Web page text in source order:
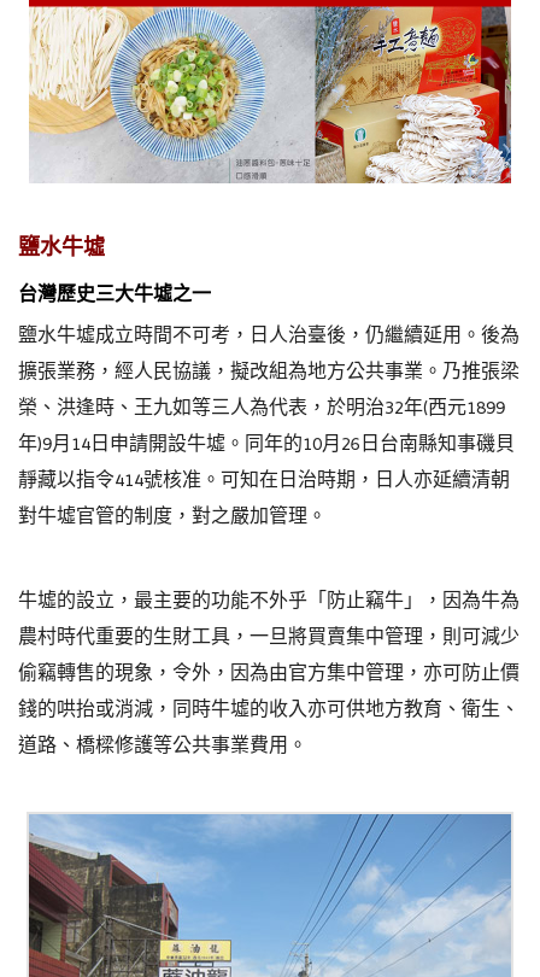
鹽水牛墟
台灣歷史三大牛墟之一
鹽水牛墟成立時間不可考，日人治臺後，仍繼續延用。後為
擴張業務，經人民協議，擬改組為地方公共事業。乃推張梁
榮、洪逢時、王九如等三人為代表，於明治32年(西元1899
年)9月14日申請開設牛墟。同年的10月26日台南縣知事磯貝
靜藏以指令414號核准。可知在日治時期，日人亦延續清朝
對牛墟官管的制度，對之嚴加管理。
牛墟的設立，最主要的功能不外乎「防止竊牛」，因為牛為
農村時代重要的生財工具，一旦將買賣集中管理，則可減少
偷竊轉售的現象，令外，因為由官方集中管理，亦可防止價
錢的哄抬或消減，同時牛墟的收入亦可供地方教育、衛生、
道路、橋樑修護等公共事業費用。